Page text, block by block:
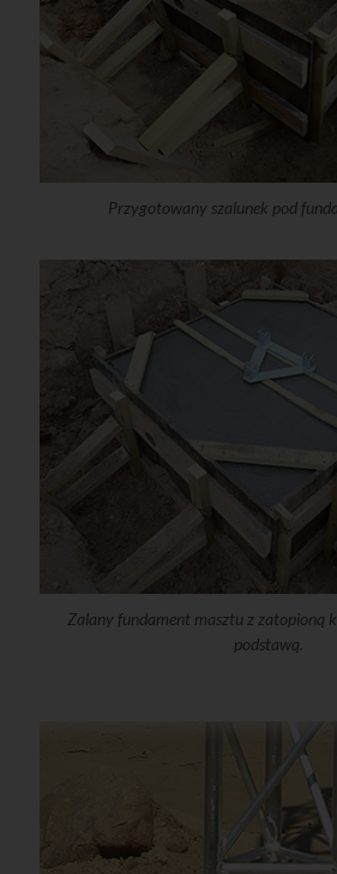
Przygotowany szalunek pod
Zalany fundament masztu z zatopioną
podstawą.